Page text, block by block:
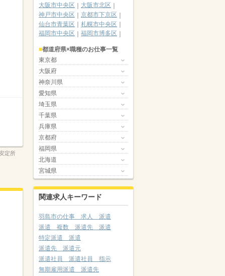
定所
大阪市中央区
大阪市北区
神戸市中央区
京都市下京区
仙台市青葉区
札幌市中央区
福岡市中央区
福岡市博多区
都道府県×職種のお仕事一覧
東京都
大阪府
神奈川県
愛知県
埼玉県
千葉県
兵庫県
京都府
福岡県
北海道
宮城県
関連求人キーワード
羽島市の仕事 求人 派遣
派遣 複数 派遣先 派遣
特定派遣 派遣
派遣先 派遣元
派遣社員 派遣社員 指示
無期雇用派遣 派遣先